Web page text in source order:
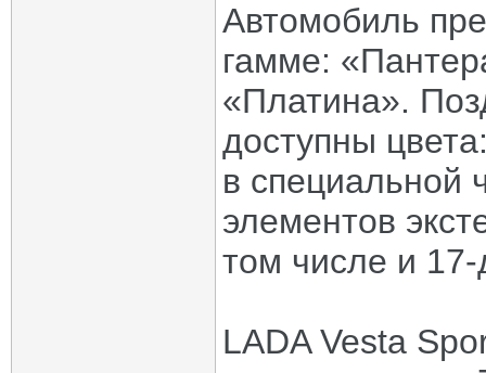
Автомобиль
гамме:
«Платина».
доступны
в специальной
элементов
том числе и
LADA Vesta